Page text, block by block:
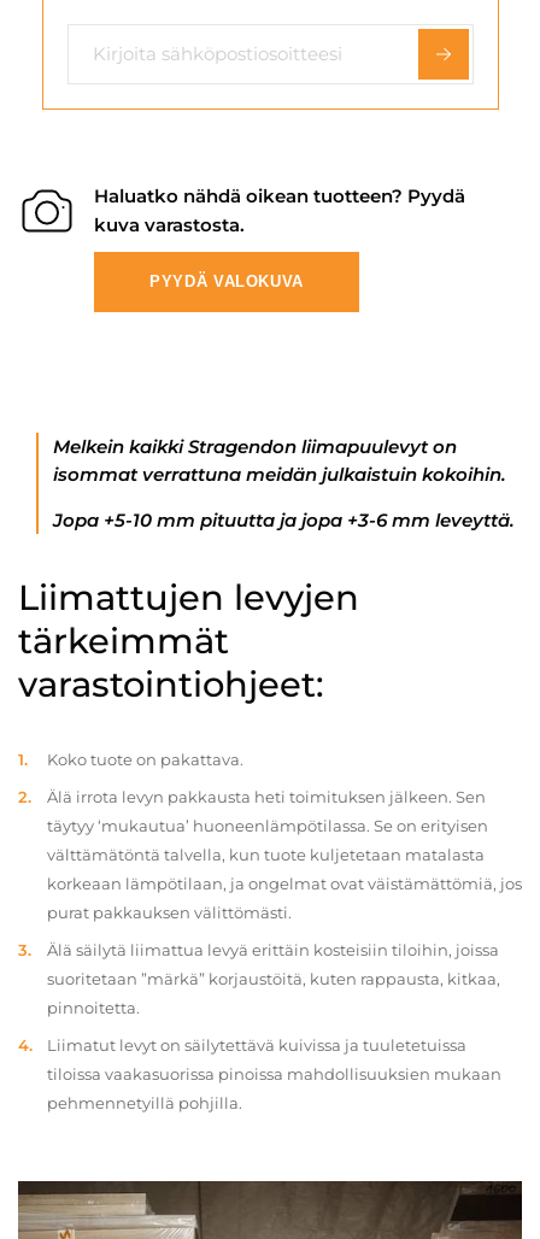
Haluatko nähdä oikean tuotteen? Pyydä
kuva varastosta.
PYYDÄ VALOKUVA
Melkein kaikki Stragendon liimapuulevyt on
isommat verrattuna meidän julkaistuin kokoihin.
Jopa +5-10 mm pituutta ja jopa +3-6 mm leveyttä.
Liimattujen levyjen
tärkeimmät
varastointiohjeet:
Koko tuote on pakattava.
Älä irrota levyn pakkausta heti toimituksen jälkeen. Sen
täytyy ‘mukautua’ huoneenlämpötilassa. Se on erityisen
välttämätöntä talvella, kun tuote kuljetetaan matalasta
korkeaan lämpötilaan, ja ongelmat ovat väistämättömiä, jos
purat pakkauksen välittömästi.
Älä säilytä liimattua levyä erittäin kosteisiin tiloihin, joissa
suoritetaan ”märkä” korjaustöitä, kuten rappausta, kitkaa,
pinnoitetta.
Liimatut levyt on säilytettävä kuivissa ja tuuletetuissa
tiloissa vaakasuorissa pinoissa mahdollisuuksien mukaan
pehmennetyillä pohjilla.